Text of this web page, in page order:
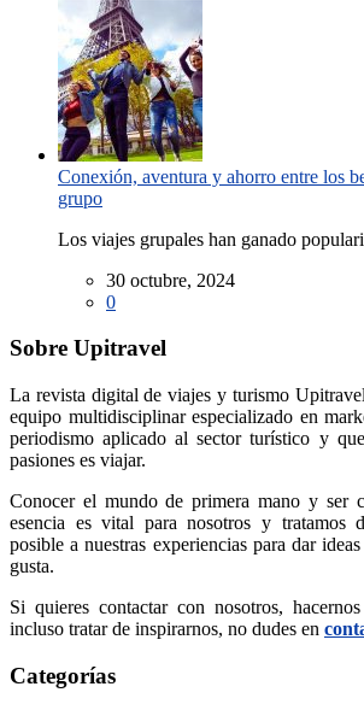
Conexión, aventura y ahorro entre los
grupo
Los viajes grupales han ganado
30 octubre, 2024
0
Sobre Upitravel
La revista digital de viajes y turismo
equipo multidisciplinar especializado en
periodismo aplicado al sector turístico y
pasiones es viajar.
Conocer el mundo de primera mano y ser
esencia es vital para nosotros y tratamos
posible a nuestras experiencias para dar
gusta.
Si quieres contactar con nosotros,
incluso tratar de inspirarnos, no dudes en
Categorías